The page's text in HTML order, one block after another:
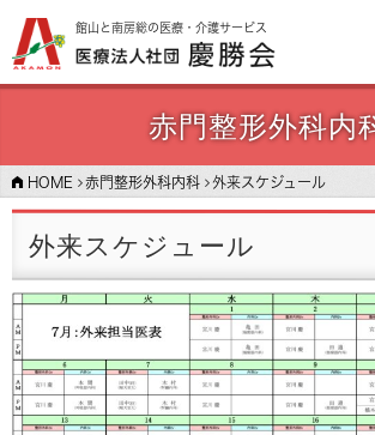
館山と南房総の医療・介護サービス
赤門整形外科内
HOME 赤門整形外科内科 外来スケジュール
外来スケジュール